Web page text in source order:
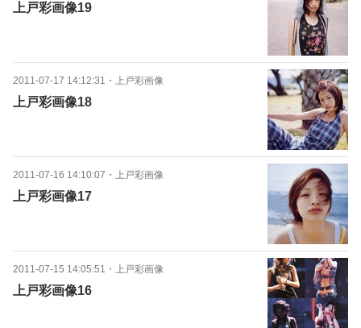
上戸彩画像19
2011-07-17 14:12:31 ・ 上戸彩画像
上戸彩画像18
2011-07-16 14:10:07 ・ 上戸彩画像
上戸彩画像17
2011-07-15 14:05:51 ・ 上戸彩画像
上戸彩画像16